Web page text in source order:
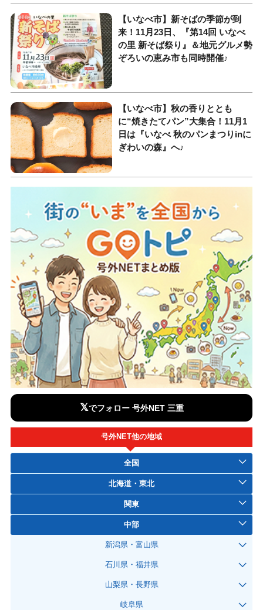
【いなべ市】新そばの季節が到
来！11月23日、『第14回 いなべ
の里 新そば祭り』＆地元グルメ勢
ぞろいの恵み市も同時開催♪
【いなべ市】秋の香りととも
に“焼きたてパン”大集合！11月1
日は『いなべ 秋のパンまつりinに
ぎわいの森』へ♪
𝕏でフォロー 号外NET 三重
号外NET他の地域
全国
北海道・東北
関東
中部
新潟県・富山県
石川県・福井県
山梨県・長野県
岐阜県